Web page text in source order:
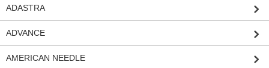
ADASTRA
ADVANCE
AMERICAN NEEDLE